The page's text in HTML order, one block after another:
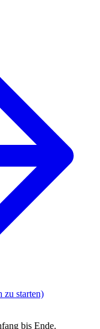
zu starten)
bis Ende.